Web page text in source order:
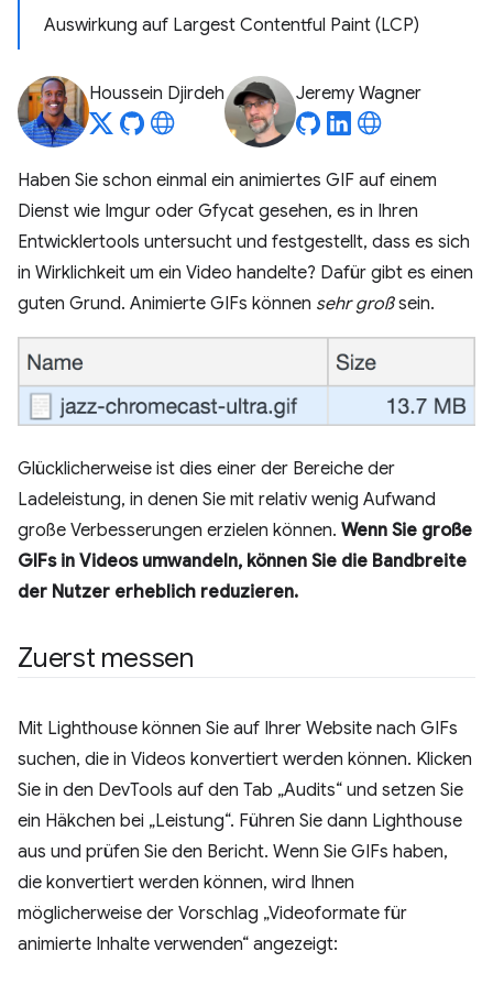
Auswirkung auf Largest Contentful Paint (LCP)
Houssein Djirdeh Jeremy Wagner
Haben Sie schon einmal ein animiertes GIF auf einem
Dienst wie Imgur oder Gfycat gesehen, es in Ihren
Entwicklertools untersucht und festgestellt, dass es sich
in Wirklichkeit um ein Video handelte? Dafür gibt es einen
guten Grund. Animierte GIFs können sehr großsein.
Glücklicherweise ist dies einer der Bereiche der
Ladeleistung, in denen Sie mit relativ wenig Aufwand
große Verbesserungen erzielen können. Wenn Sie große
GIFs in Videos umwandeln, können Sie die Bandbreite
der Nutzer erheblich reduzieren.
Zuerst messen
Mit Lighthouse können Sie auf Ihrer Website nach GIFs
suchen, die in Videos konvertiert werden können. Klicken
Sie in den DevTools auf den Tab „Audits“ und setzen Sie
ein Häkchen bei „Leistung“. Führen Sie dann Lighthouse
aus und prüfen Sie den Bericht. Wenn Sie GIFs haben,
die konvertiert werden können, wird Ihnen
möglicherweise der Vorschlag „Videoformate für
animierte Inhalte verwenden“ angezeigt: